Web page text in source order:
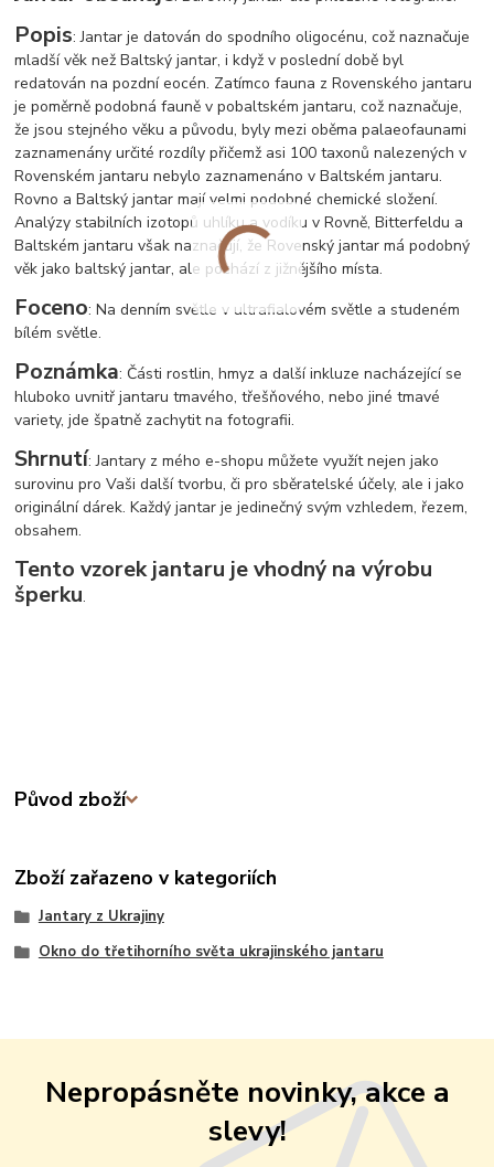
Popis: Jantar je datován do spodního oligocénu, což naznačuje
mladší věk než Baltský jantar, i když v poslední době byl
redatován na pozdní eocén. Zatímco fauna z Rovenského jantaru
je poměrně podobná fauně v pobaltském jantaru, což naznačuje,
že jsou stejného věku a původu, byly mezi oběma palaeofaunami
zaznamenány určité rozdíly přičemž asi 100 taxonů nalezených v
Rovenském jantaru nebylo zaznamenáno v Baltském jantaru.
Rovno a Baltský jantar mají velmi podobné chemické složení.
Analýzy stabilních izotopů uhlíku a vodíku v Rovně, Bitterfeldu a
Baltském jantaru však naznačují, že Rovenský jantar má podobný
věk jako baltský jantar, ale pochází z jižnějšího místa.
Foceno: Na denním světle v ultrafialovém světle a studeném
bílém světle.
Poznámka: Části rostlin, hmyz a další inkluze nacházející se
hluboko uvnitř jantaru tmavého, třešňového, nebo jiné tmavé
variety, jde špatně zachytit na fotografii.
Shrnutí: Jantary z mého e-shopu můžete využít nejen jako
surovinu pro Vaši další tvorbu, či pro sběratelské účely, ale i jako
originální dárek. Každý jantar je jedinečný svým vzhledem, řezem,
obsahem.
Tento vzorek jantaru je vhodný na výrobu
šperku.
Původ zboží
Zboží zařazeno v kategoriích
Jantary z Ukrajiny
Okno do třetihorního světa ukrajinského jantaru
Nepropásněte novinky, akce a
slevy!